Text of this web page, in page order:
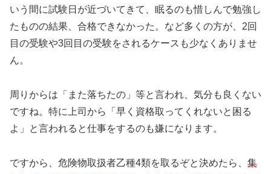
いう間に試験日が近づいてきて、眠るのも惜しんで勉強し
たものの結果、合格できなかった。など多くの方が、2回
目の受験や3回目の受験をされるケースも少なくありませ
ん。
周りからは「また落ちたの」等と言われ、気分も良くない
ですね。特に上司から「早く資格取ってくれないと困る
よ」と言われると仕事をするのも嫌になります。
ですから、危険物取扱者乙種4類を取るぞと決めたら、 集